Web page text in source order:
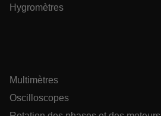
Hygromètres
Multimètres
Oscilloscopes